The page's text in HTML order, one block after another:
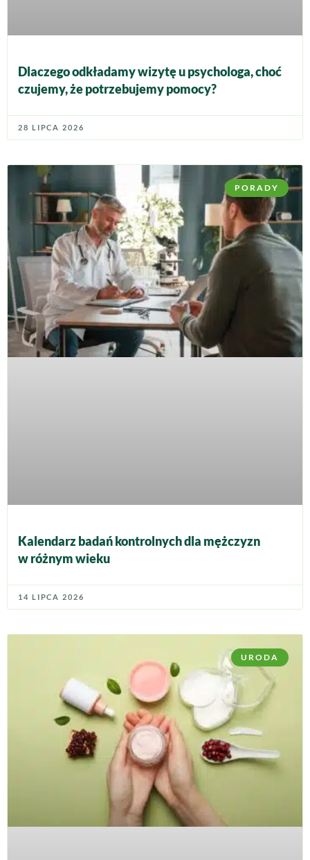
Dlaczego odkładamy wizytę u psychologa, choć
czujemy, że potrzebujemy pomocy?
28 LIPCA 2026
PORADY
Kalendarz badań kontrolnych dla mężczyzn
w różnym wieku
14 LIPCA 2026
URODA